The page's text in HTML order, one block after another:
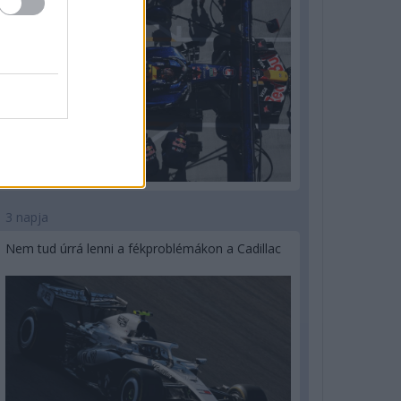
3 napja
Nem tud úrrá lenni a fékproblémákon a Cadillac